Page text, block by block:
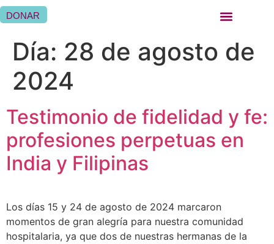
DONAR
Día: 28 de agosto de
2024
Testimonio de fidelidad y fe:
profesiones perpetuas en
India y Filipinas
Los días 15 y 24 de agosto de 2024 marcaron
momentos de gran alegría para nuestra comunidad
hospitalaria, ya que dos de nuestras hermanas de la